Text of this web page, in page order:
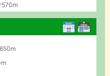
570m